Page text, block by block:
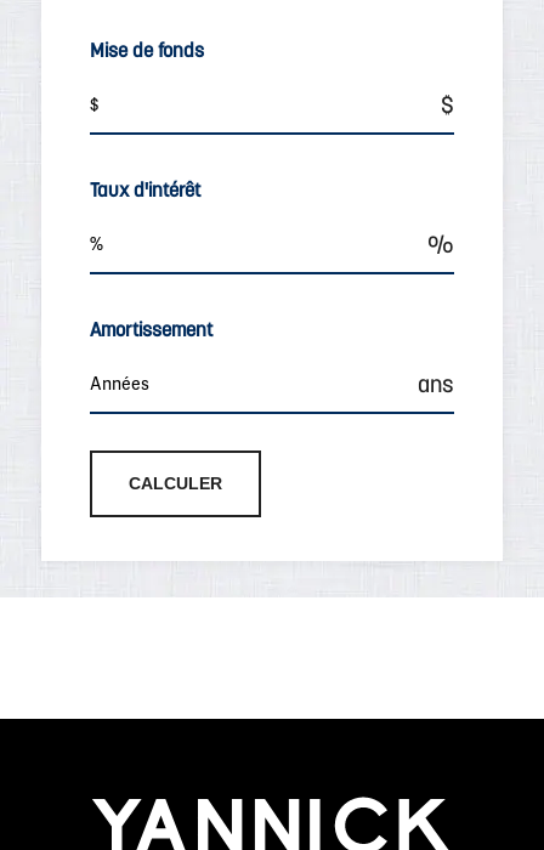
Mise de fonds
Taux d'intérêt
Amortissement